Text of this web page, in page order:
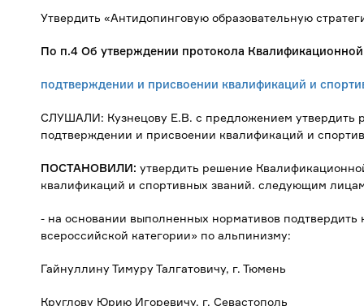
Утвердить «Антидопинговую образовательную
По п.4 Об утверждении протокола
подтверждении и присвоении квалификаций и
СЛУШАЛИ: Кузнецову Е.В. с предложением утвердить
подтверждении и присвоении квалификаций и
ПОСТАНОВИЛИ: утвердить решение
квалификаций и спортивных званий. следующим
- на основании выполненных нормативов
всероссийской категории» по альпинизму:
Гайнуллину Тимуру Талгатовичу, г. Тюмень
Круглову Юрию Игоревичу, г. Севастополь